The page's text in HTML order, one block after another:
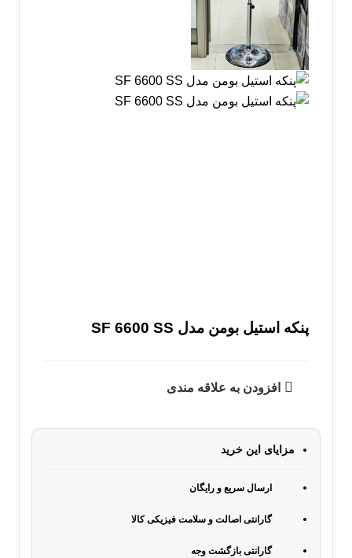
مزایای این خرید
ارسال سریع و رایگان
گارانتی اصالت و سلامت فیزیکی کالا
گارانتی بازگشت وجه
پنکه استیل بومن مدل SF 6600 SS
افزودن به علاقه مندی